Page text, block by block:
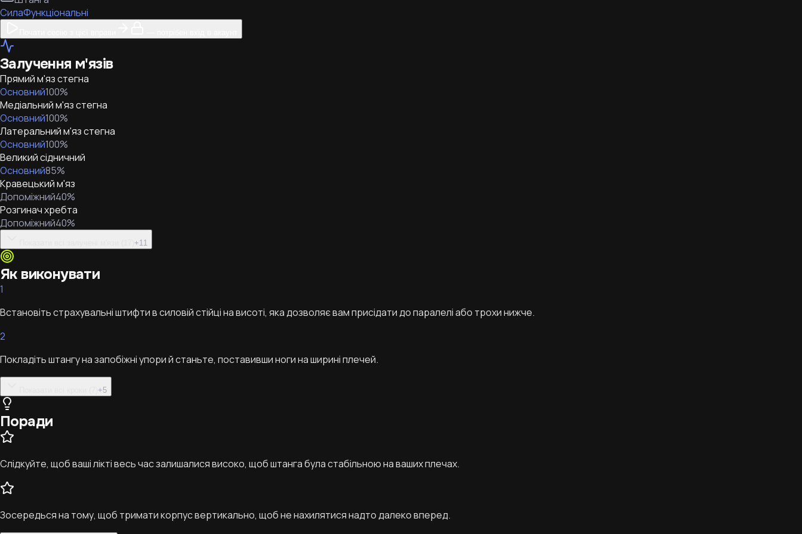
СилаФункціональні
Залучення м'язів
Прямий м'яз стегна
Основний100%
Медіальний м'яз стегна
Основний100%
Латеральний м'яз стегна
Основний100%
Великий сідничний
Основний85%
Кравецький м'яз
Допоміжний40%
Розгинач хребта
Допоміжний40%
+11
Як виконувати
1
Встановіть страхувальні штифти в силовій стійці на висоті, яка дозволяє вам присідати до паралелі або трохи нижче.
2
Покладіть штангу на запобіжні упори й станьте, поставивши ноги на ширині плечей.
+5
Поради
Слідкуйте, щоб ваші лікті весь час залишалися високо, щоб штанга була стабільною на ваших плечах.
Зосередься на тому, щоб тримати корпус вертикально, щоб не нахилятися надто далеко вперед.